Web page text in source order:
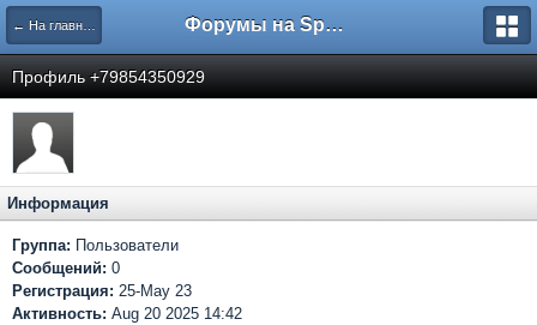
← На главную Форумы на Sportbox.ru
Профиль +79854350929
Информация
Группа: Пользователи
Сообщений: 0
Регистрация: 25-May 23
Активность: Aug 20 2025 14:42